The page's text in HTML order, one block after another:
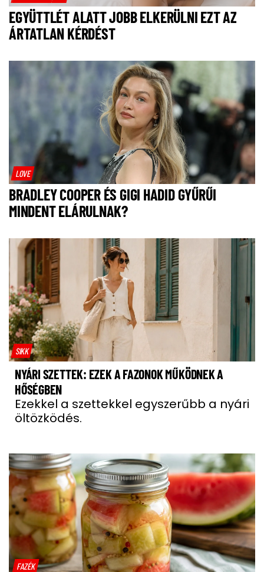
EGYÜTTLÉT ALATT JOBB ELKERÜLNI EZT AZ
ÁRTATLAN KÉRDÉST
LOVE
BRADLEY COOPER ÉS GIGI HADID GYŰRŰI
MINDENT ELÁRULNAK?
SIKK
NYÁRI SZETTEK: EZEK A FAZONOK MŰKÖDNEK A
HŐSÉGBEN
Ezekkel a szettekkel egyszerűbb a nyári
öltözködés.
FAZÉK